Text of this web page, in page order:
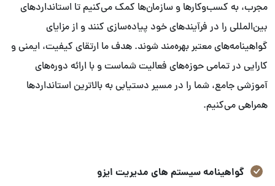
مجرب، به کسب‌وکارها و سازمان‌ها کمک می‌کنیم تا استانداردهای
بین‌المللی را در فرآیندهای خود پیاده‌سازی کنند و از مزایای
گواهینامه‌های معتبر بهره‌مند شوند. هدف ما ارتقای کیفیت، ایمنی و
کارایی در تمامی حوزه‌های فعالیت شماست و با ارائه دوره‌های
آموزشی جامع، شما را در مسیر دستیابی به بالاترین استانداردها
همراهی می‌کنیم.
گواهینامه سیستم های مدیریت ایزو